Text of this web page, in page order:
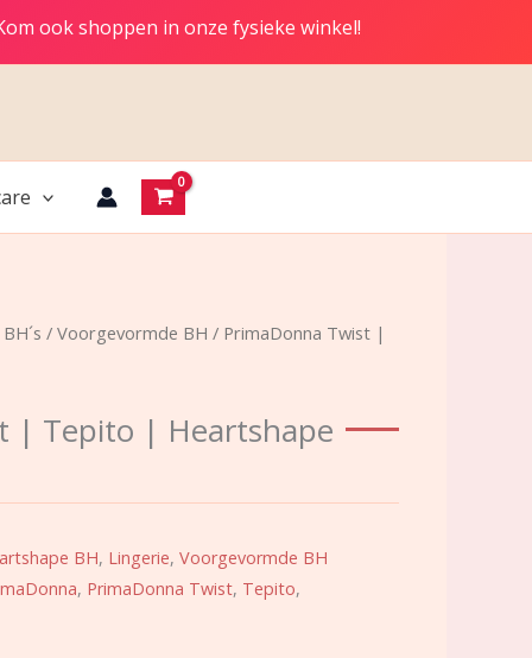
ook shoppen in onze fysieke winkel!
BH´s / Voorgevormde BH / PrimaDonna Twist |
| Tepito | Heartshape
BH, Lingerie, Voorgevormde BH
, PrimaDonna Twist, Tepito,